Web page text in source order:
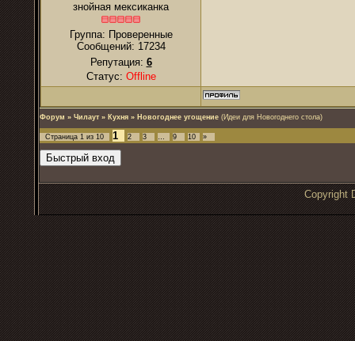
знойная мексиканка
Группа: Проверенные
Сообщений: 17234
Репутация: 6
Статус: Offline
Форум » Чилаут » Кухня » Новогоднее угощение (Идеи для Новогоднего стола)
Страница 1 из 10 1 2 3 … 9 10 »
Copyright